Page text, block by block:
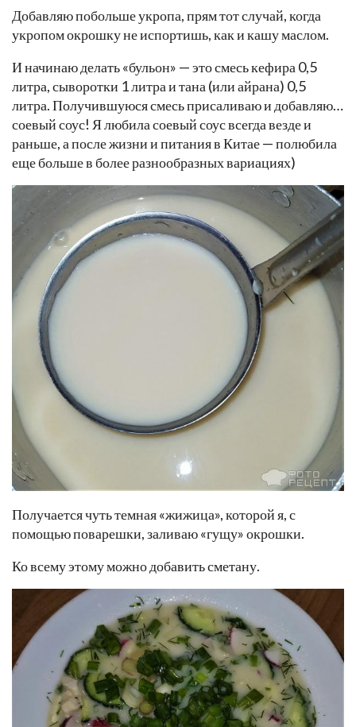
Добавляю побольше укропа, прям тот случай, когда
укропом окрошку не испортишь, как и кашу маслом.
И начинаю делать «бульон» — это смесь кефира 0,5
литра, сыворотки 1 литра и тана (или айрана) 0,5
литра. Получившуюся смесь присаливаю и добавляю…
соевый соус! Я любила соевый соус всегда везде и
раньше, а после жизни и питания в Китае — полюбила
еще больше в более разнообразных вариациях)
Получается чуть темная «жижица», которой я, с
помощью поварешки, заливаю «гущу» окрошки.
Ко всему этому можно добавить сметану.